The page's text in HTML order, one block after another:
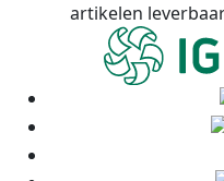
artikelen